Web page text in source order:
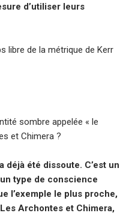
d’utiliser leurs
libre de la métrique de Kerr
sombre appelée « le
et Chimera ?
déjà été dissoute. C’est un
type de conscience
l’exemple le plus proche,
Archontes et Chimera,